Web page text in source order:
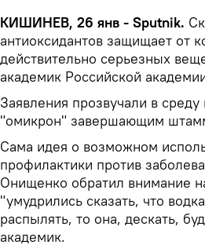
КИШИНЕВ, 26 янв - Sputnik.
антиоксидантов защищает от
действительно серьезных
академик Российской
Заявления прозвучали в
"омикрон" завершающим
Сама идея о возможном
профилактики против
Онищенко обратил внимание
"умудрились сказать, что
распылять, то она, дескать,
академик.